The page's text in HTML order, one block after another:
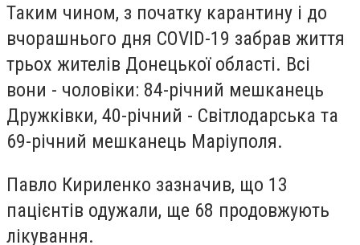
Таким чином, з початку карантину і до
вчорашнього дня COVID-19 забрав життя
трьох жителів Донецької області. Всі
вони - чоловіки: 84-річний мешканець
Дружківки, 40-річний - Світлодарська та
69-річний мешканець Маріуполя.
Павло Кириленко зазначив, що 13
пацієнтів одужали, ще 68 продовжують
лікування.